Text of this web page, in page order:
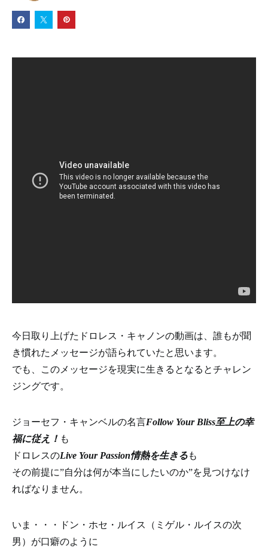
今日取り上げたドロレス・キャノンの動画は、誰もが聞
き慣れたメッセージが語られていたと思います。
でも、このメッセージを現実に生きるとなるとチャレン
ジングです。
ジョーセフ・キャンベルの名言Follow Your Bliss至上の幸
福に従え！ も
ドロレスのLive Your Passion情熱を生きるも
その前提に”自分は何が本当にしたいのか”を見つけなけ
ればなりません。
いま・・・ドン・ホセ・ルイス（ミゲル・ルイスの次
男）が口癖のように